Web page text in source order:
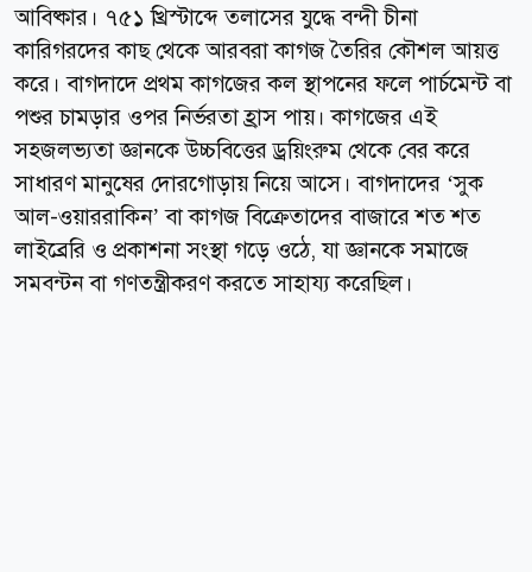
আবিষ্কার। ৭৫১ খ্রিস্টাব্দে তলাসের যুদ্ধে বন্দী চীনা
কারিগরদের কাছ থেকে আরবরা কাগজ তৈরির কৌশল আয়ত্ত
করে। বাগদাদে প্রথম কাগজের কল স্থাপনের ফলে পার্চমেন্ট বা
পশুর চামড়ার ওপর নির্ভরতা হ্রাস পায়। কাগজের এই
সহজলভ্যতা জ্ঞানকে উচ্চবিত্তের ড্রয়িংরুম থেকে বের করে
সাধারণ মানুষের দোরগোড়ায় নিয়ে আসে। বাগদাদের ‘সুক
আল-ওয়াররাকিন’ বা কাগজ বিক্রেতাদের বাজারে শত শত
লাইব্রেরি ও প্রকাশনা সংস্থা গড়ে ওঠে, যা জ্ঞানকে সমাজে
সমবন্টন বা গণতন্ত্রীকরণ করতে সাহায্য করেছিল।